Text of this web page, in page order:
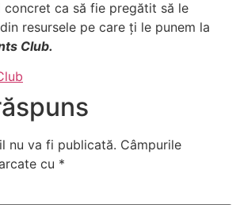
concret ca să fie pregătit să le
resursele pe care ți le punem la
Club.
nu va fi publicată. Câmpurile
cu *